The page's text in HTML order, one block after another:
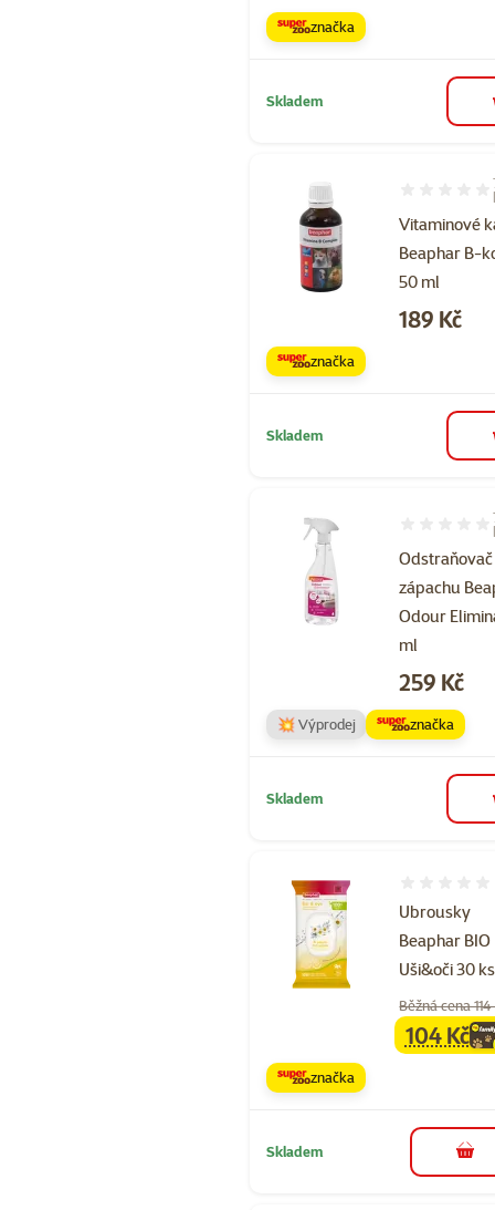
značka
Skladem
Vitaminové
Beaphar B-
50 ml
Hodnocení
Cena
189 Kč
značka
Skladem
Odstraňovač
zápachu
Odour
ml
Hodnocení
Cena
259 Kč
💥 Výprodej značka
Skladem
Ubrousky
Beaphar BIO
Uši&oči 30 ks
Běžná cena
family
104 Kč
značka
Skladem do